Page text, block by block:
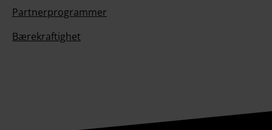
Partnerprogrammer
Bærekraftighet